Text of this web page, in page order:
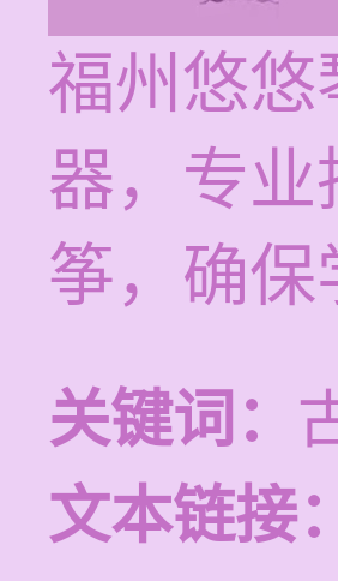
福州悠悠
器，专
筝，确
关键词：
文本链接：